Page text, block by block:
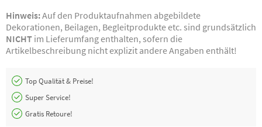
Hinweis:Auf den Produktaufnahmen abgebildete
Dekorationen, Beilagen, Begleitprodukte etc. sind grundsätzlich
NICHT im Lieferumfang enthalten, sofern die
Artikelbeschreibung nicht explizit andere Angaben enthält!
Top Qualität & Preise!
Super Service!
Gratis Retoure!